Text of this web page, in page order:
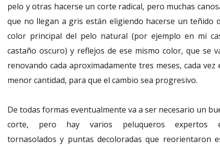
pelo y otras hacerse un corte radical, pero muchas
que no llegan a gris están eligiendo hacerse un teñido
color principal del pelo natural (por ejemplo en mi
castaño oscuro) y reflejos de ese mismo color, que se
renovando cada aproximadamente tres meses, cada vez
menor cantidad, para que el cambio sea progresivo.
De todas formas eventualmente va a ser necesario un
corte, pero hay varios peluqueros expertos
tornasolados y puntas decoloradas que reorientaron